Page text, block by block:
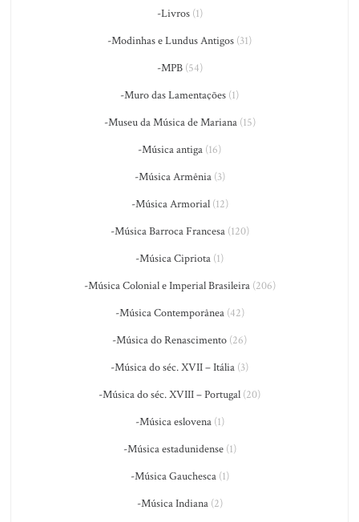
-Livros(1)
-Modinhas e Lundus Antigos (31)
-MPB(54)
-Muro das Lamentações (1)
-Museu da Música de Mariana(15)
-Música antiga (16)
-Música Armênia(3)
-Música Armorial(12)
-Música Barroca Francesa(120)
-Música Cipriota (1)
-Música Colonial e Imperial Brasileira(206)
-Música Contemporânea(42)
-Música do Renascimento (26)
-Música do séc. XVII – Itália (3)
-Música do séc. XVIII – Portugal (20)
-Música eslovena(1)
-Música estadunidense(1)
-Música Gauchesca(1)
-Música Indiana(2)